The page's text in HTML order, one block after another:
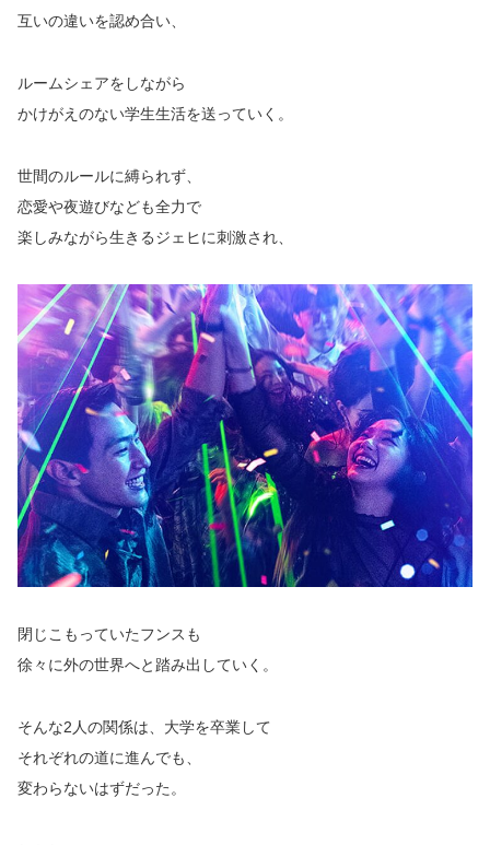
互いの違いを認め合い、
ルームシェアをしながら
かけがえのない学生生活を送っていく。
世間のルールに縛られず、
恋愛や夜遊びなども全力で
楽しみながら生きるジェヒに刺激され、
閉じこもっていたフンスも
徐々に外の世界へと踏み出していく。
そんな2人の関係は、大学を卒業して
それぞれの道に進んでも、
変わらないはずだった。